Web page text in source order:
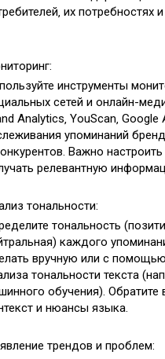
их потребностях
инструменты
сетей и онлайн-
Analytics‚ YouScan‚
упоминаний
Важно
релевантную
тональности:
тональность
каждого
вручную или с
тональности текста
обучения). Обратите
и нюансы языка.
трендов и проблем: